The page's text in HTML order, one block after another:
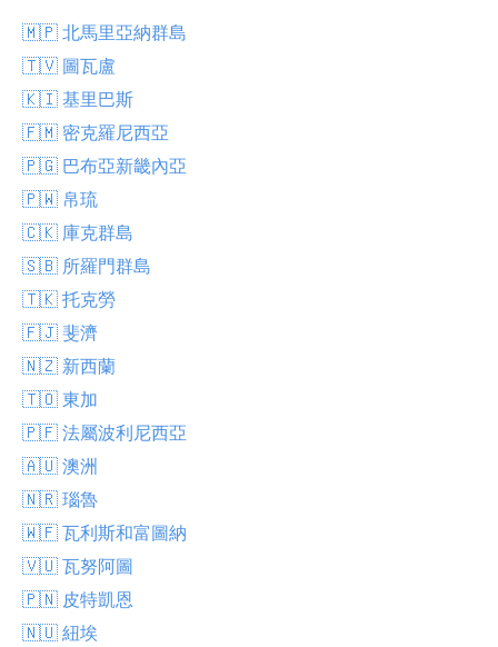
🇲🇵 北馬里亞納群島
🇹🇻 圖瓦盧
🇰🇮 基里巴斯
🇫🇲 密克羅尼西亞
🇵🇬 巴布亞新畿內亞
🇵🇼 帛琉
🇨🇰 庫克群島
🇸🇧 所羅門群島
🇹🇰 托克勞
🇫🇯 斐濟
🇳🇿 新西蘭
🇹🇴 東加
🇵🇫 法屬波利尼西亞
🇦🇺 澳洲
🇳🇷 瑙魯
🇼🇫 瓦利斯和富圖納
🇻🇺 瓦努阿圖
🇵🇳 皮特凱恩
🇳🇺 紐埃